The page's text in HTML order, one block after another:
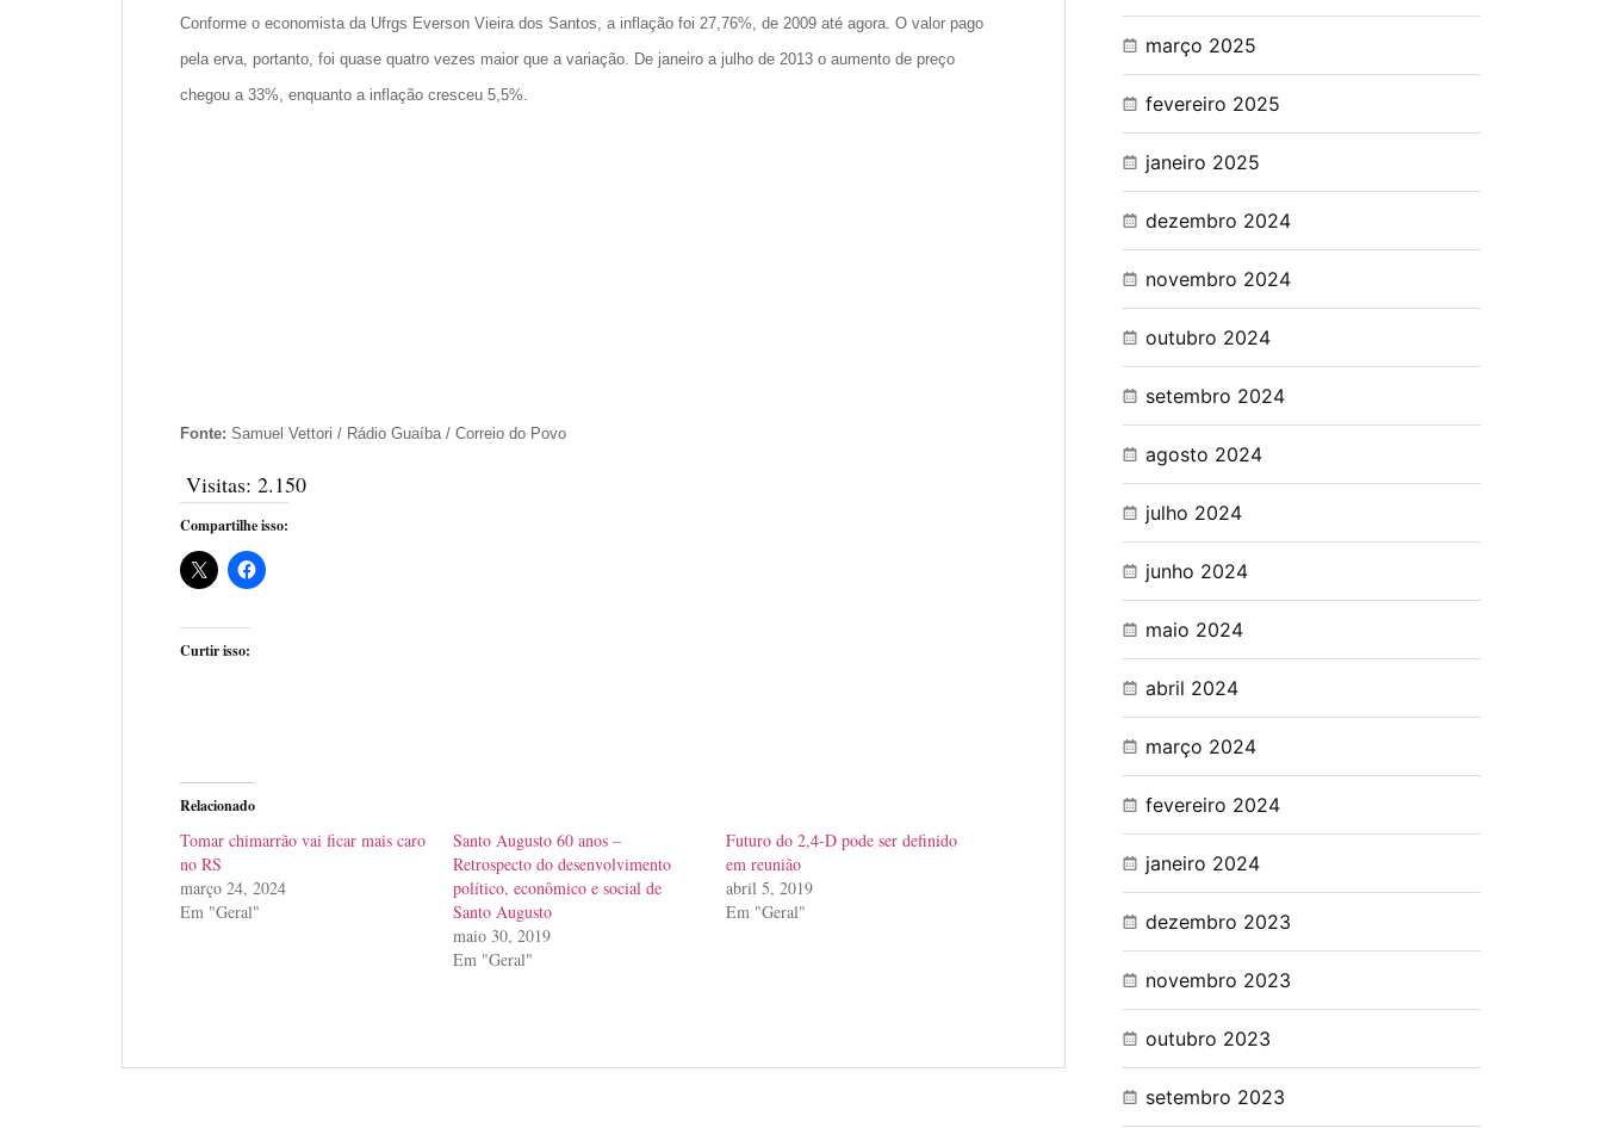
Conforme o economista da Ufrgs Everson Vieira dos Santos, a inflação foi 27,76%, de 2009 até agora. O valor pago
pela erva, portanto, foi quase quatro vezes maior que a variação. De janeiro a julho de 2013 o aumento de preço
chegou a 33%, enquanto a inflação cresceu 5,5%.
Fonte: Samuel Vettori / Rádio Guaíba / Correio do Povo
Visitas: 2.150
Compartilhe isso:
Curtir isso:
Relacionado
Tomar chimarrão vai ficar mais caro
no RS
março 24, 2024
Em "Geral"
Santo Augusto 60 anos –
Retrospecto do desenvolvimento
político, econômico e social de
Santo Augusto
maio 30, 2019
Em "Geral"
Futuro do 2,4-D pode ser definido
em reunião
abril 5, 2019
Em "Geral"
março 2025
fevereiro 2025
janeiro 2025
dezembro 2024
novembro 2024
outubro 2024
setembro 2024
agosto 2024
julho 2024
junho 2024
maio 2024
abril 2024
março 2024
fevereiro 2024
janeiro 2024
dezembro 2023
novembro 2023
outubro 2023
setembro 2023